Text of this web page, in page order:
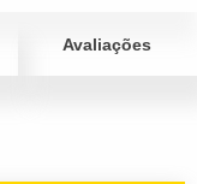
Avaliações